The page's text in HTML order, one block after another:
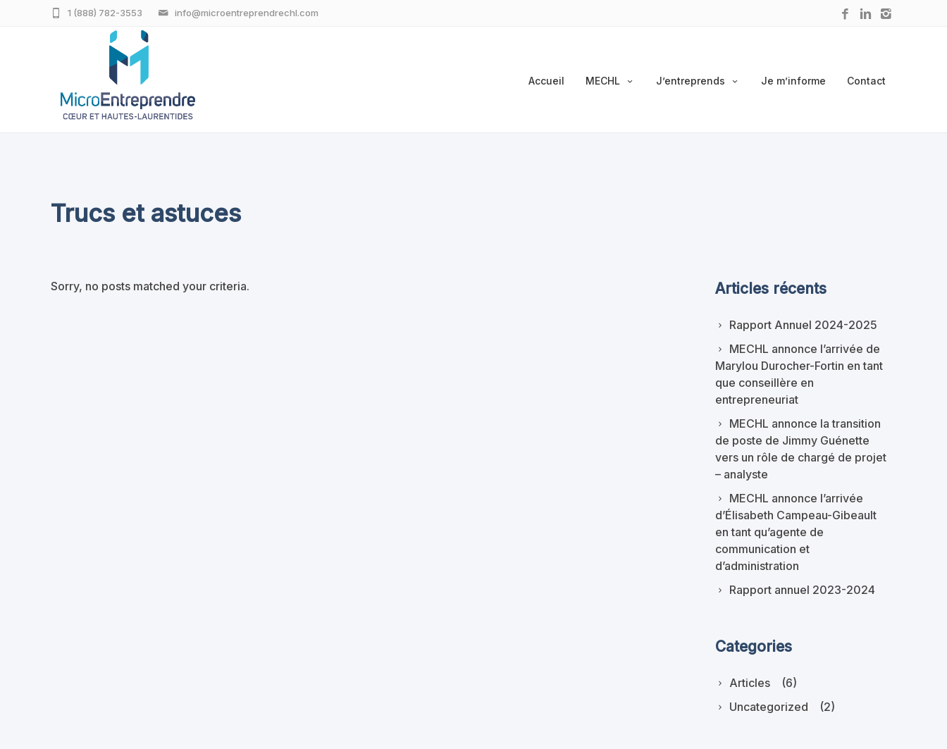
info@microentreprendrechl.com
1 (888) 782-3553
Accueil MECHL J’entreprends Je m’informe Contact
Trucs et astuces
Sorry, no posts matched your criteria. Articles récents
Rapport Annuel 2024-2025
MECHL annonce l’arrivée de
Marylou Durocher-Fortin en tant
que conseillère en
entrepreneuriat
MECHL annonce la transition
de poste de Jimmy Guénette
vers un rôle de chargé de projet
– analyste
MECHL annonce l’arrivée
d’Élisabeth Campeau-Gibeault
en tant qu’agente de
communication et
d’administration
Rapport annuel 2023-2024
Categories
Articles
(6)
Uncategorized
(2)